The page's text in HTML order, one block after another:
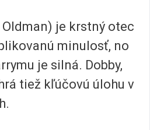
je krstný otec
minulosť, no
je silná. Dobby,
tiež kľúčovú úlohu v